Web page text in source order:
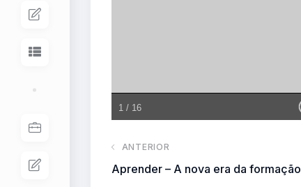
ANTERIOR
Aprender – A nova era da formação